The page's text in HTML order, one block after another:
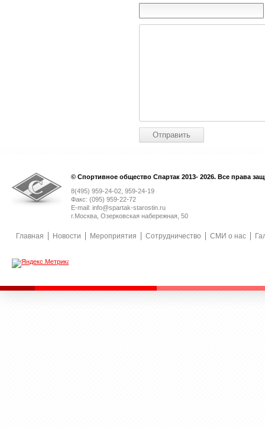
© Спортивное общество Спартак 2013- 2026. Все права
8(495) 959-24-02, 959-24-19
Факс: (095) 959-22-72
E-mail: info@spartak-starostin.ru
г.Москва, Озерковская набережная, 50
Главная Новости Мероприятия Сотрудничество СМИ о нас